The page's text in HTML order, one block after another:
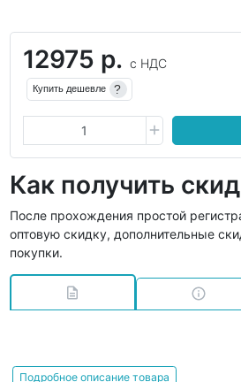
12975 р. с НДС
Купить дешевле ?
Как получить
После прохождения простой
оптовую скидку, дополнительные
покупки.
Подробное описание товара